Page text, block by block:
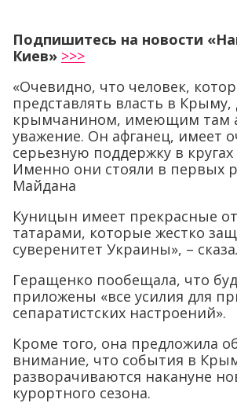
Подпишитесь на новости
Киев» >>>
«Очевидно, что человек,
представлять власть в
крымчанином, имеющим там
уважение. Он афганец, имеет
серьезную поддержку в
Именно они стояли в первых
Майдана
Куницын имеет прекрасные
татарами, которые жестко
суверенитет Украины», –
Геращенко пообещала, что
приложены «все усилия для
сепаратистских настроений».
Кроме того, она предложила
внимание, что события в
разворачиваются накануне
курортного сезона.